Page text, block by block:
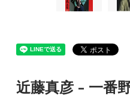
近藤真彦 - 一番